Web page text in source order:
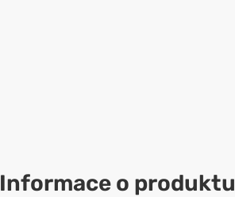
Informace o produktu